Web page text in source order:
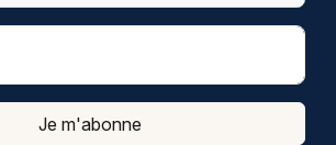
Je m'abonne